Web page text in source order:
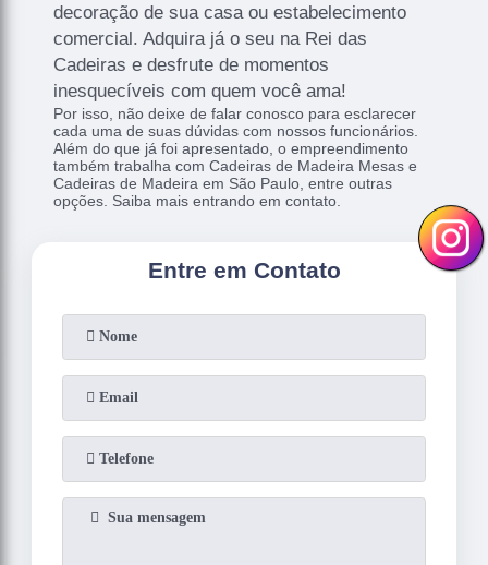
decoração de sua casa ou estabelecimento
comercial. Adquira já o seu na Rei das
Cadeiras e desfrute de momentos
inesquecíveis com quem você ama!
Por isso, não deixe de falar conosco para esclarecer
cada uma de suas dúvidas com nossos funcionários.
Além do que já foi apresentado, o empreendimento
também trabalha com Cadeiras de Madeira Mesas e
Cadeiras de Madeira em São Paulo, entre outras
opções. Saiba mais entrando em contato.
Entre em Contato